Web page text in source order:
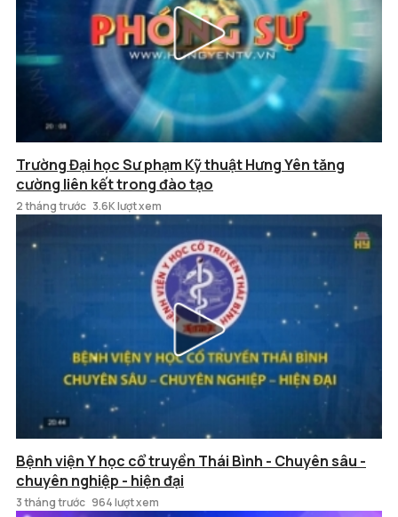
Trường Đại học Sư phạm Kỹ thuật Hưng Yên tăng
cường liên kết trong đào tạo
2 tháng trước 3.6K lượt xem
Bệnh viện Y học cổ truyền Thái Bình - Chuyên sâu -
chuyên nghiệp - hiện đại
3 tháng trước 964 lượt xem